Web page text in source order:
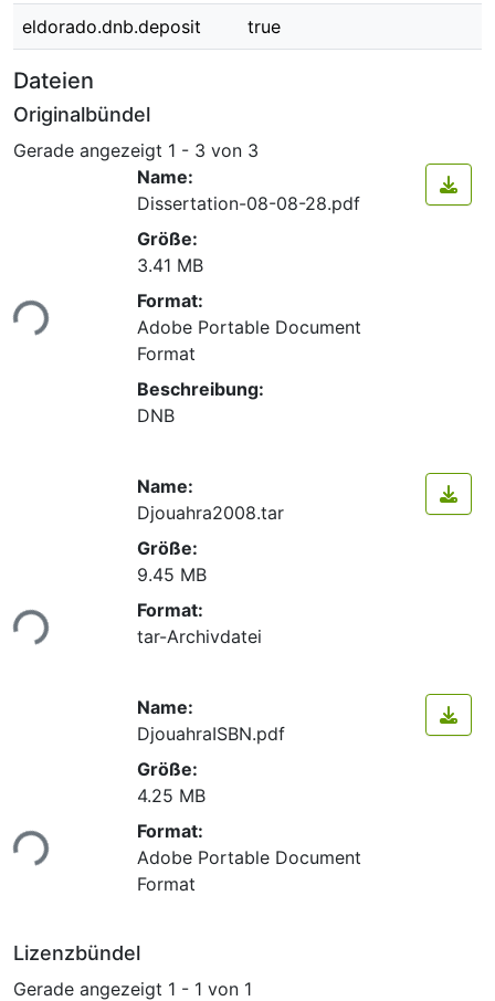
eldorado.dnb.deposit true
Dateien
Originalbündel
Gerade angezeigt 1 - 3 von 3
Name:
Dissertation-08-08-28.pdf
Größe:
3.41 MB
Format:
Adobe Portable Document
Format
Beschreibung:
DNB
Name:
Djouahra2008.tar
Größe:
9.45 MB
Format:
tar-Archivdatei
Name:
DjouahraISBN.pdf
Größe:
4.25 MB
Format:
Adobe Portable Document
Format
Lizenzbündel
Gerade angezeigt 1 - 1 von 1